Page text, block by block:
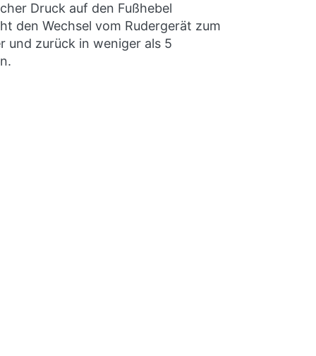
Druck auf den Fußhebel
den Wechsel vom Rudergerät zum
und zurück in weniger als 5